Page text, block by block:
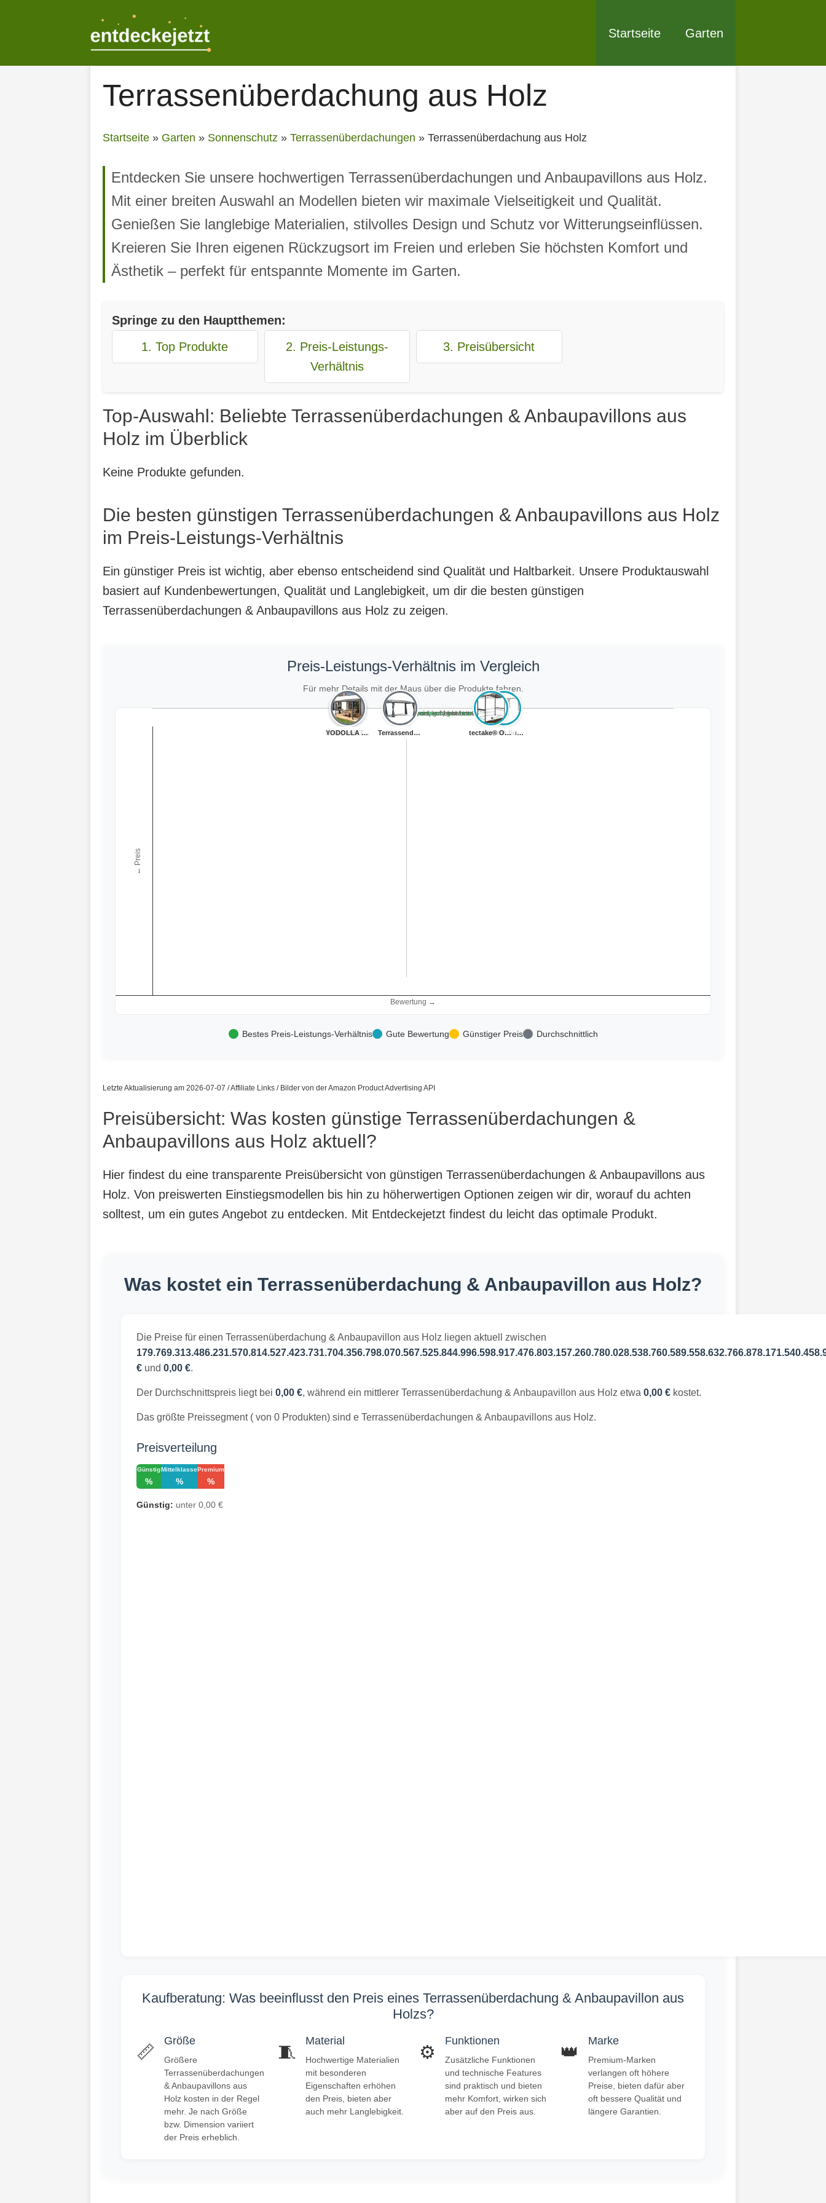
Startseite Garten
Terrassenüberdachung aus Holz
Startseite » Garten » Sonnenschutz » Terrassenüberdachungen » Terrassenüberdachung aus Holz
Entdecken Sie unsere hochwertigen Terrassenüberdachungen und Anbaupavillons aus Holz.
Mit einer breiten Auswahl an Modellen bieten wir maximale Vielseitigkeit und Qualität.
Genießen Sie langlebige Materialien, stilvolles Design und Schutz vor Witterungseinflüssen.
Kreieren Sie Ihren eigenen Rückzugsort im Freien und erleben Sie höchsten Komfort und
Ästhetik – perfekt für entspannte Momente im Garten.
Springe zu den Hauptthemen:
1. Top Produkte
2. Preis-Leistungs-
Verhältnis
3. Preisübersicht
Top-Auswahl: Beliebte Terrassenüberdachungen & Anbaupavillons aus
Holz im Überblick
Keine Produkte gefunden.
Die besten günstigen Terrassenüberdachungen & Anbaupavillons aus Holz
im Preis-Leistungs-Verhältnis
Ein günstiger Preis ist wichtig, aber ebenso entscheidend sind Qualität und Haltbarkeit. Unsere Produktauswahl
basiert auf Kundenbewertungen, Qualität und Langlebigkeit, um dir die besten günstigen
Terrassenüberdachungen & Anbaupavillons aus Holz zu zeigen.
Preis-Leistungs-Verhältnis im Vergleich
Für mehr Details mit der Maus über die Produkte fahren.
Bewertung →
← Preis
Teuer, gut bewertet
Teuer, schlecht bewertet
Preiswert, gut bewertet
Preiswert, schlecht bewertet
Backyard Discov... Carport Sunny a...
Amopatio Terras... Terrassendach T...
YODOLLA 2,4x2,4... tectake® Outdoo...
Bestes Preis-Leistungs-Verhältnis Gute Bewertung Günstiger Preis Durchschnittlich
Letzte Aktualisierung am 2026-07-07 / Affiliate Links / Bilder von der Amazon Product Advertising API
Preisübersicht: Was kosten günstige Terrassenüberdachungen &
Anbaupavillons aus Holz aktuell?
Hier findest du eine transparente Preisübersicht von günstigen Terrassenüberdachungen & Anbaupavillons aus
Holz. Von preiswerten Einstiegsmodellen bis hin zu höherwertigen Optionen zeigen wir dir, worauf du achten
solltest, um ein gutes Angebot zu entdecken. Mit Entdeckejetzt findest du leicht das optimale Produkt.
Was kostet ein Terrassenüberdachung & Anbaupavillon aus Holz?
Die Preise für einen Terrassenüberdachung & Anbaupavillon aus Holz liegen aktuell zwischen
€ und 0,00 €.
Der Durchschnittspreis liegt bei 0,00 €, während ein mittlerer Terrassenüberdachung & Anbaupavillon aus Holz etwa 0,00 € kostet.
Das größte Preissegment ( von 0 Produkten) sind e Terrassenüberdachungen & Anbaupavillons aus Holz.
Preisverteilung
Günstig
%
Mittelklasse
%
Premium
%
Günstig: unter 0,00 €
Kaufberatung: Was beeinflusst den Preis eines Terrassenüberdachung & Anbaupavillon aus
Holzs?
📏
Größe
Größere
Terrassenüberdachungen
& Anbaupavillons aus
Holz kosten in der Regel
mehr. Je nach Größe
bzw. Dimension variiert
der Preis erheblich.
🧵
Material
Hochwertige Materialien
mit besonderen
Eigenschaften erhöhen
den Preis, bieten aber
auch mehr Langlebigkeit.
⚙️
Funktionen
Zusätzliche Funktionen
und technische Features
sind praktisch und bieten
mehr Komfort, wirken sich
aber auf den Preis aus.
👑
Marke
Premium-Marken
verlangen oft höhere
Preise, bieten dafür aber
oft bessere Qualität und
längere Garantien.